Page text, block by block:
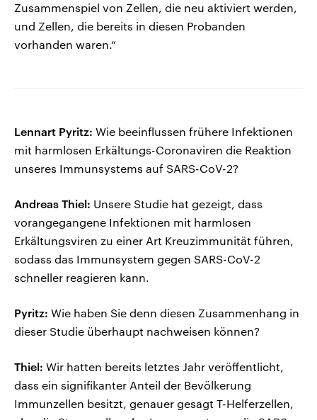
Zusammenspiel von Zellen, die neu aktiviert werden,
und Zellen, die bereits in diesen Probanden
vorhanden waren.“
Lennart Pyritz: Wie beeinflussen frühere Infektionen
mit harmlosen Erkältungs-Coronaviren die Reaktion
unseres Immunsystems auf SARS-CoV-2?
Andreas Thiel: Unsere Studie hat gezeigt, dass
vorangegangene Infektionen mit harmlosen
Erkältungsviren zu einer Art Kreuzimmunität führen,
sodass das Immunsystem gegen SARS-CoV-2
schneller reagieren kann.
Pyritz: Wie haben Sie denn diesen Zusammenhang in
dieser Studie überhaupt nachweisen können?
Thiel: Wir hatten bereits letztes Jahr veröffentlicht,
dass ein signifikanter Anteil der Bevölkerung
Immunzellen besitzt, genauer gesagt T-Helferzellen,